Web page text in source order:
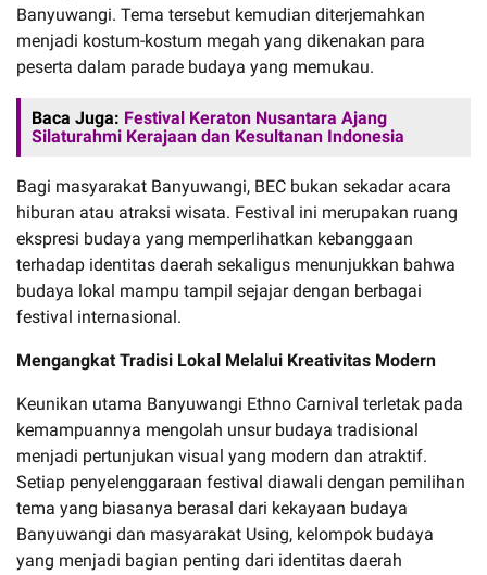
Banyuwangi. Tema tersebut kemudian diterjemahkan
menjadi kostum-kostum megah yang dikenakan para
peserta dalam parade budaya yang memukau.
Baca Juga: Festival Keraton Nusantara Ajang
Silaturahmi Kerajaan dan Kesultanan Indonesia
Bagi masyarakat Banyuwangi, BEC bukan sekadar acara
hiburan atau atraksi wisata. Festival ini merupakan ruang
ekspresi budaya yang memperlihatkan kebanggaan
terhadap identitas daerah sekaligus menunjukkan bahwa
budaya lokal mampu tampil sejajar dengan berbagai
festival internasional.
Mengangkat Tradisi Lokal Melalui Kreativitas Modern
Keunikan utama Banyuwangi Ethno Carnival terletak pada
kemampuannya mengolah unsur budaya tradisional
menjadi pertunjukan visual yang modern dan atraktif.
Setiap penyelenggaraan festival diawali dengan pemilihan
tema yang biasanya berasal dari kekayaan budaya
Banyuwangi dan masyarakat Using, kelompok budaya
yang menjadi bagian penting dari identitas daerah